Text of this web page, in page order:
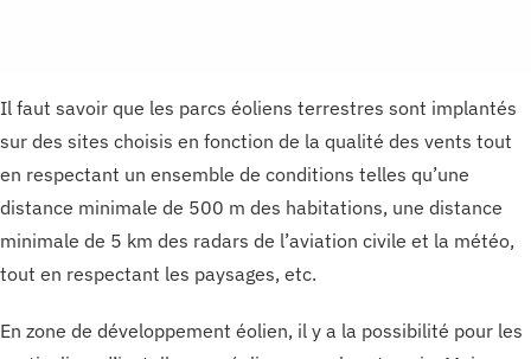
Il faut savoir que les parcs éoliens terrestres sont implantés
sur des sites choisis en fonction de la qualité des vents tout
en respectant un ensemble de conditions telles qu’une
distance minimale de 500 m des habitations, une distance
minimale de 5 km des radars de l’aviation civile et la météo,
tout en respectant les paysages, etc.
En zone de développement éolien, il y a la possibilité pour les